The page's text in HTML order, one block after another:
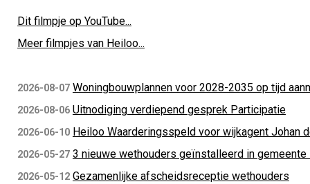
Dit filmpje op YouTube...
Meer filmpjes van Heiloo...
2026-08-07 Woningbouwplannen voor 2028-2035 op tijd
2026-08-06 Uitnodiging verdiepend gesprek Participatie
2026-06-10 Heiloo Waarderingsspeld voor wijkagent Johan
2026-05-27 3 nieuwe wethouders geïnstalleerd in gemeente
2026-05-12 Gezamenlijke afscheidsreceptie wethouders